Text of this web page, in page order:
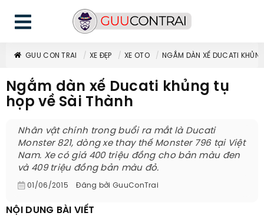
GUU CON TRAI XE ĐẸP XE OTO NGẮM DÀN XẾ DUCATI
Ngắm dàn xế Ducati khủng tụ
họp về Sài Thành
Nhân vật chính trong buổi ra mắt là Ducati
Monster 821, dòng xe thay thế Monster 796 tại Việt
Nam. Xe có giá 400 triệu đồng cho bản màu đen
và 409 triệu đồng bản màu đỏ.​
01/06/2015 Đăng bởi GuuConTrai
NỘI DUNG BÀI VIẾT